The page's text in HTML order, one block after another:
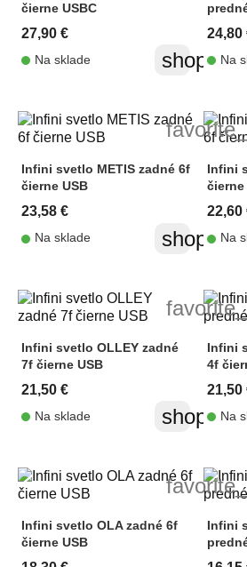
čierne USBC
27,90 €
Na sklade
24,80
Na
Infini svetlo METIS zadné 6f
čierne USB
23,58 €
Na sklade
Infini
čierne
22,60
Na
Infini svetlo OLLEY zadné
7f čierne USB
21,50 €
Na sklade
Infini
4f
21,50
Na
Infini svetlo OLA zadné 6f
čierne USB
Infini